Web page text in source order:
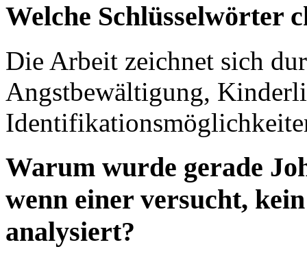
Welche Schlüsselwörter
Die Arbeit zeichnet sich
Angstbewältigung,
Warum wurde gerade
wenn einer versucht,
analysiert?